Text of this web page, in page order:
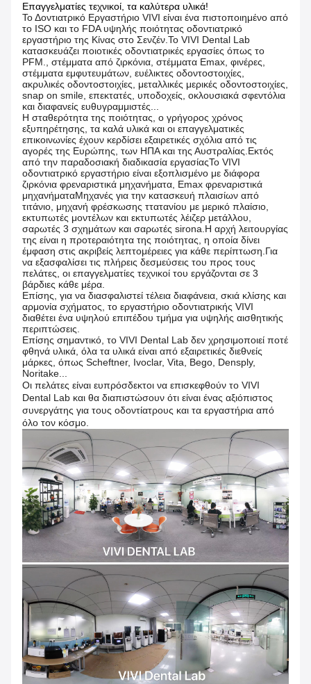
Επαγγελματίες τεχνικοί, τα καλύτερα υλικά!
Το Δοντιατρικό Εργαστήριο VIVI είναι ένα πιστοποιημένο από
το ISO και το FDA υψηλής ποιότητας οδοντιατρικό
εργαστήριο της Κίνας στο Σενζέν.Το VIVI Dental Lab
κατασκευάζει ποιοτικές οδοντιατρικές εργασίες όπως το
PFM., στέμματα από ζιρκόνια, στέμματα Emax, φινέρες,
στέμματα εμφυτευμάτων, ευέλικτες οδοντοστοιχίες,
ακρυλικές οδοντοστοιχίες, μεταλλικές μερικές οδοντοστοιχίες,
snap on smile, επεκτατές, υποδοχείς, οκλουσιακά σφεντόλια
και διαφανείς ευθυγραμμιστές...
Η σταθερότητα της ποιότητας, ο γρήγορος χρόνος
εξυπηρέτησης, τα καλά υλικά και οι επαγγελματικές
επικοινωνίες έχουν κερδίσει εξαιρετικές σχόλια από τις
αγορές της Ευρώπης, των ΗΠΑ και της Αυστραλίας.Εκτός
από την παραδοσιακή διαδικασία εργασίαςΤο VIVI
οδοντιατρικό εργαστήριο είναι εξοπλισμένο με διάφορα
ζιρκόνια φρεναριστικά μηχανήματα, Emax φρεναριστικά
μηχανήματαΜηχανές για την κατασκευή πλαισίων από
τιτάνιο, μηχανή φρέσκωσης ττατανίου με μερικό πλαίσιο,
εκτυπωτές μοντέλων και εκτυπωτές λέιζερ μετάλλου,
σαρωτές 3 σχημάτων και σαρωτές sirona.Η αρχή λειτουργίας
της είναι η προτεραιότητα της ποιότητας, η οποία δίνει
έμφαση στις ακριβείς λεπτομέρειες για κάθε περίπτωση.Για
να εξασφαλίσει τις πλήρεις δεσμεύσεις του προς τους
πελάτες, οι επαγγελματίες τεχνικοί του εργάζονται σε 3
βάρδιες κάθε μέρα.
Επίσης, για να διασφαλιστεί τέλεια διαφάνεια, σκιά κλίσης και
αρμονία σχήματος, το εργαστήριο οδοντιατρικής VIVI
διαθέτει ένα υψηλού επιπέδου τμήμα για υψηλής αισθητικής
περιπτώσεις.
Επίσης σημαντικό, το VIVI Dental Lab δεν χρησιμοποιεί ποτέ
φθηνά υλικά, όλα τα υλικά είναι από εξαιρετικές διεθνείς
μάρκες, όπως Scheftner, Ivoclar, Vita, Bego, Densply,
Noritake...
Οι πελάτες είναι ευπρόσδεκτοι να επισκεφθούν το VIVI
Dental Lab και θα διαπιστώσουν ότι είναι ένας αξιόπιστος
συνεργάτης για τους οδοντίατρους και τα εργαστήρια από
όλο τον κόσμο.